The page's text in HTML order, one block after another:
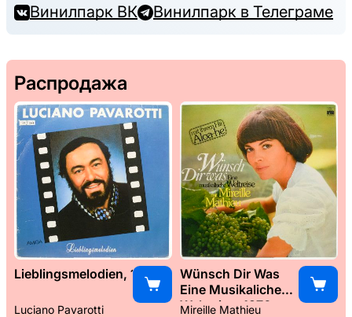
Винилпарк ВК Винилпарк в Телеграме
Распродажа
Lieblingsmelodien, 1989
Luciano Pavarotti
Wünsch Dir Was
Eine Musikaliche
Weltreise, 1976
Mireille Mathieu